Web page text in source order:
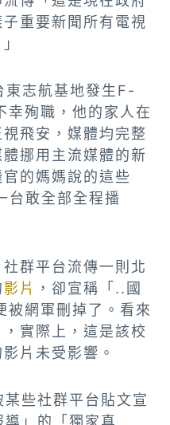
重要新聞所有電視
東志航基地發生F-
幸殉職，他的家人在
飛安，媒體均完整
挪用主流媒體的新
的媽媽說的這些
台敢全部全程播
群平台流傳一則北
影片
，卻宣稱「..國
被網軍刪掉了。看來
實際上，這是該校
片未受影響。
些社群平台貼文宣
」的「獨家真